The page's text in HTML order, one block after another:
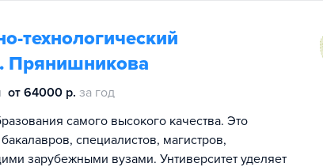
технологический
Прянишникова
от 64000 р. за год
самого высокого качества. Это
специалистов, магистров,
зарубежными вузами. Унтиверситет уделяет